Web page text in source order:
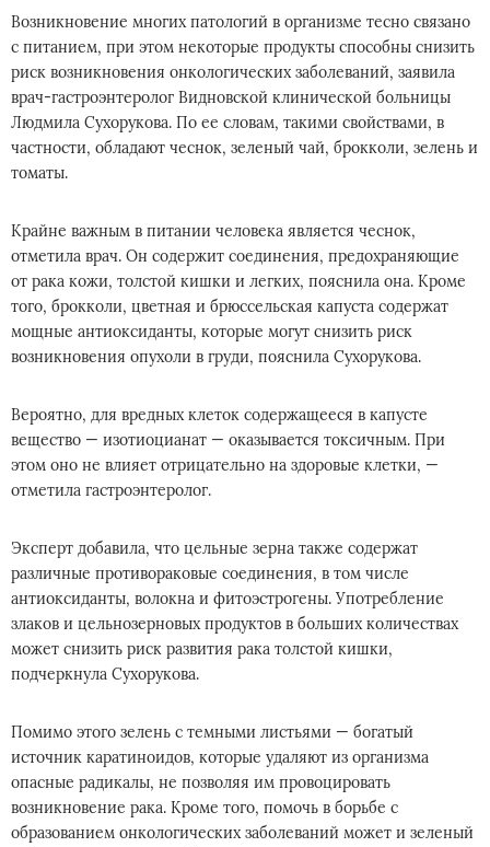
Возникновение многих патологий в организме тесно связано
с питанием, при этом некоторые продукты способны снизить
риск возникновения онкологических заболеваний, заявила
врач-гастроэнтеролог Видновской клинической больницы
Людмила Сухорукова. По ее словам, такими свойствами, в
частности, обладают чеснок, зеленый чай, брокколи, зелень и
томаты.
Крайне важным в питании человека является чеснок,
отметила врач. Он содержит соединения, предохраняющие
от рака кожи, толстой кишки и легких, пояснила она. Кроме
того, брокколи, цветная и брюссельская капуста содержат
мощные антиоксиданты, которые могут снизить риск
возникновения опухоли в груди, пояснила Сухорукова.
Вероятно, для вредных клеток содержащееся в капусте
вещество — изотиоцианат — оказывается токсичным. При
этом оно не влияет отрицательно на здоровые клетки, —
отметила гастроэнтеролог.
Эксперт добавила, что цельные зерна также содержат
различные противораковые соединения, в том числе
антиоксиданты, волокна и фитоэстрогены. Употребление
злаков и цельнозерновых продуктов в больших количествах
может снизить риск развития рака толстой кишки,
подчеркнула Сухорукова.
Помимо этого зелень с темными листьями — богатый
источник каратиноидов, которые удаляют из организма
опасные радикалы, не позволяя им провоцировать
возникновение рака. Кроме того, помочь в борьбе с
образованием онкологических заболеваний может и зеленый